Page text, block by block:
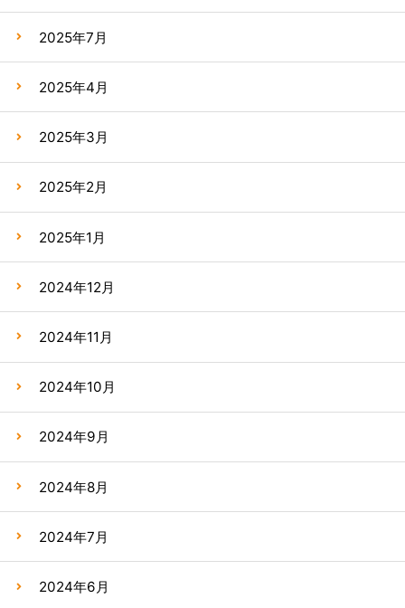
2025年7月
2025年4月
2025年3月
2025年2月
2025年1月
2024年12月
2024年11月
2024年10月
2024年9月
2024年8月
2024年7月
2024年6月